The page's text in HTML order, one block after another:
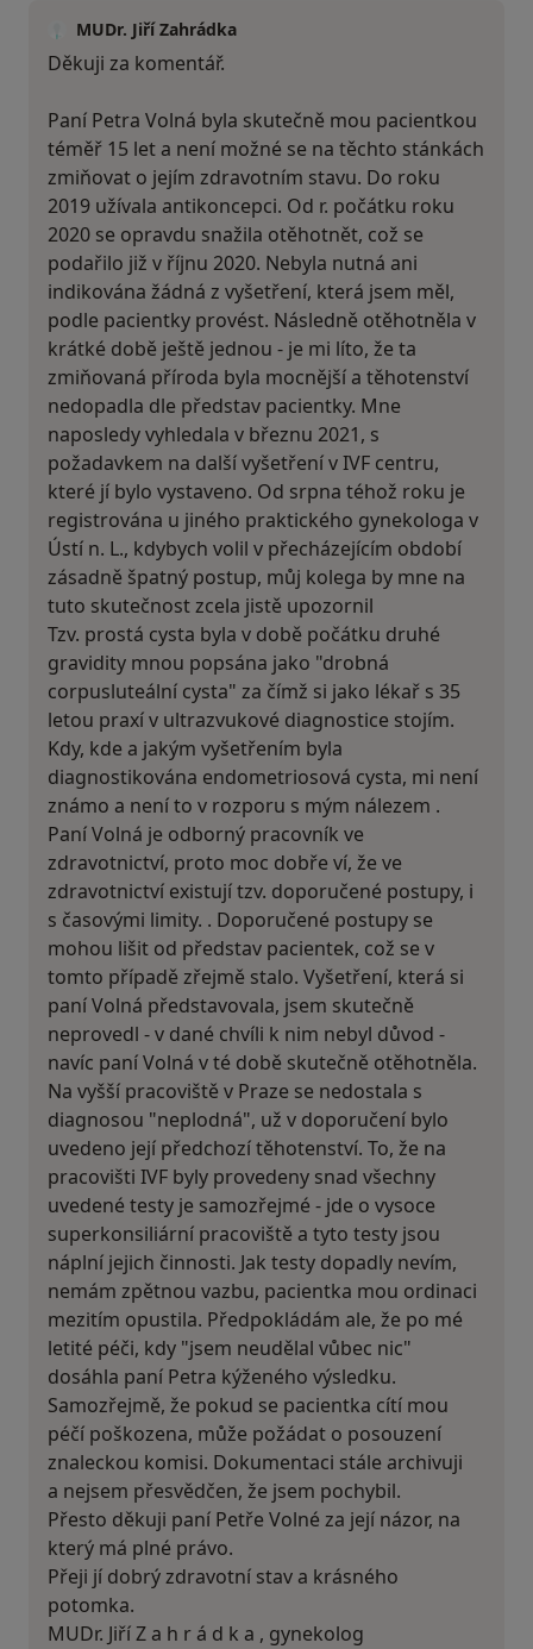
MUDr. Jiří Zahrádka
Děkuji za komentář.
Paní Petra Volná byla skutečně mou pacientkou
téměř 15 let a není možné se na těchto stánkách
zmiňovat o jejím zdravotním stavu. Do roku
2019 užívala antikoncepci. Od r. počátku roku
2020 se opravdu snažila otěhotnět, což se
podařilo již v říjnu 2020. Nebyla nutná ani
indikována žádná z vyšetření, která jsem měl,
podle pacientky provést. Následně otěhotněla v
krátké době ještě jednou - je mi líto, že ta
zmiňovaná příroda byla mocnější a těhotenství
nedopadla dle představ pacientky. Mne
naposledy vyhledala v březnu 2021, s
požadavkem na další vyšetření v IVF centru,
které jí bylo vystaveno. Od srpna téhož roku je
registrována u jiného praktického gynekologa v
Ústí n. L., kdybych volil v přecházejícím období
zásadně špatný postup, můj kolega by mne na
tuto skutečnost zcela jistě upozornil
Tzv. prostá cysta byla v době počátku druhé
gravidity mnou popsána jako "drobná
corpusluteální cysta" za čímž si jako lékař s 35
letou praxí v ultrazvukové diagnostice stojím.
Kdy, kde a jakým vyšetřením byla
diagnostikována endometriosová cysta, mi není
známo a není to v rozporu s mým nálezem .
Paní Volná je odborný pracovník ve
zdravotnictví, proto moc dobře ví, že ve
zdravotnictví existují tzv. doporučené postupy, i
s časovými limity. . Doporučené postupy se
mohou lišit od představ pacientek, což se v
tomto případě zřejmě stalo. Vyšetření, která si
paní Volná představovala, jsem skutečně
neprovedl - v dané chvíli k nim nebyl důvod -
navíc paní Volná v té době skutečně otěhotněla.
Na vyšší pracoviště v Praze se nedostala s
diagnosou "neplodná", už v doporučení bylo
uvedeno její předchozí těhotenství. To, že na
pracovišti IVF byly provedeny snad všechny
uvedené testy je samozřejmé - jde o vysoce
superkonsiliární pracoviště a tyto testy jsou
náplní jejich činnosti. Jak testy dopadly nevím,
nemám zpětnou vazbu, pacientka mou ordinaci
mezitím opustila. Předpokládám ale, že po mé
letité péči, kdy "jsem neudělal vůbec nic"
dosáhla paní Petra kýženého výsledku.
Samozřejmě, že pokud se pacientka cítí mou
péčí poškozena, může požádat o posouzení
znaleckou komisi. Dokumentaci stále archivuji
a nejsem přesvědčen, že jsem pochybil.
Přesto děkuji paní Petře Volné za její názor, na
který má plné právo.
Přeji jí dobrý zdravotní stav a krásného
potomka.
MUDr. Jiří Z a h r á d k a , gynekolog